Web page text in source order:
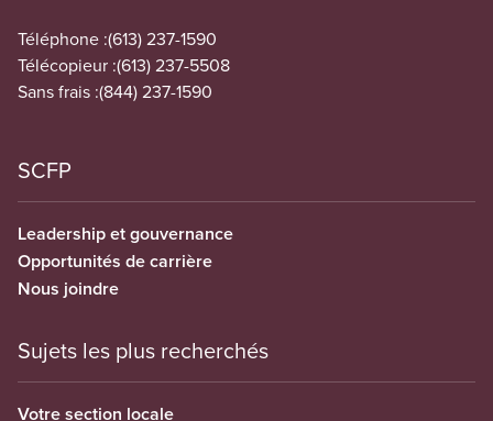
Téléphone :(613) 237-1590
Télécopieur :(613) 237-5508
Sans frais :(844) 237-1590
SCFP
Leadership et gouvernance
Opportunités de carrière
Nous joindre
Sujets les plus recherchés
Votre section locale